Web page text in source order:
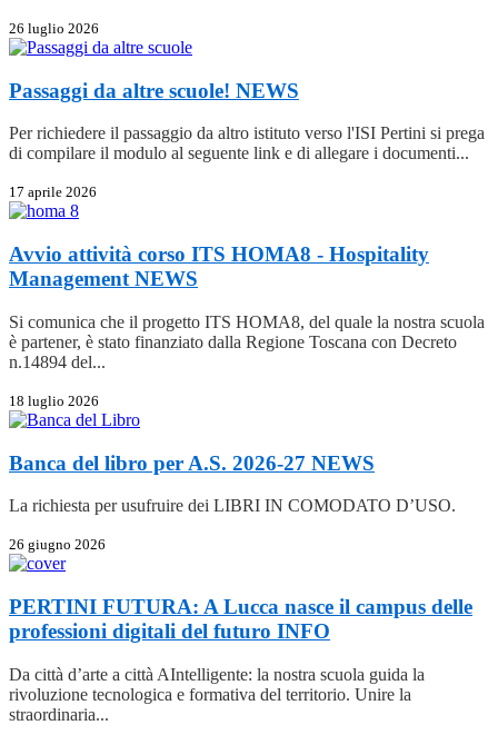
26 luglio 2026
Passaggi da altre scuole! NEWS
Per richiedere il passaggio da altro istituto verso l'ISI Pertini si prega
di compilare il modulo al seguente link e di allegare i documenti...
17 aprile 2026
Avvio attività corso ITS HOMA8 - Hospitality
Management NEWS
Si comunica che il progetto ITS HOMA8, del quale la nostra scuola
è partener, è stato finanziato dalla Regione Toscana con Decreto
n.14894 del...
18 luglio 2026
Banca del libro per A.S. 2026-27 NEWS
La richiesta per usufruire dei LIBRI IN COMODATO D’USO.
26 giugno 2026
PERTINI FUTURA: A Lucca nasce il campus delle
professioni digitali del futuro INFO
Da città d’arte a città AIntelligente: la nostra scuola guida la
rivoluzione tecnologica e formativa del territorio. Unire la
straordinaria...